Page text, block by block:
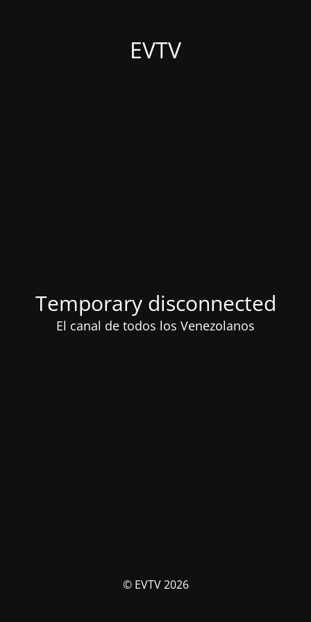
EVTV
Temporary disconnected
El canal de todos los Venezolanos
© EVTV 2026